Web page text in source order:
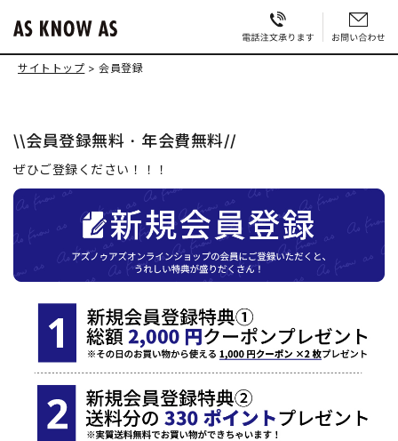
サイトトップ 会員登録
\\会員登録無料・年会費無料//
ぜひご登録ください！！！